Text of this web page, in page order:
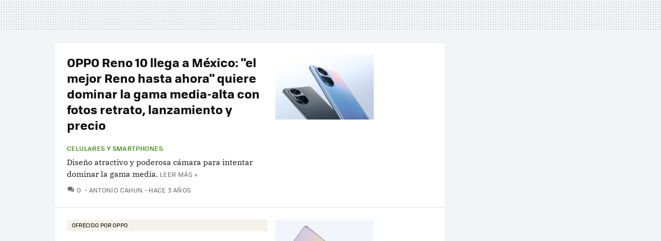
OPPO Reno 10 llega a México: "el
mejor Reno hasta ahora" quiere
dominar la gama media-alta con
fotos retrato, lanzamiento y
precio
CELULARES Y SMARTPHONES
Diseño atractivo y poderosa cámara para intentar
dominar la gama media. LEER MÁS »
0 COMENTARIOS
ANTONIO CAHUN HACE 3 AÑOS
OFRECIDO POR OPPO